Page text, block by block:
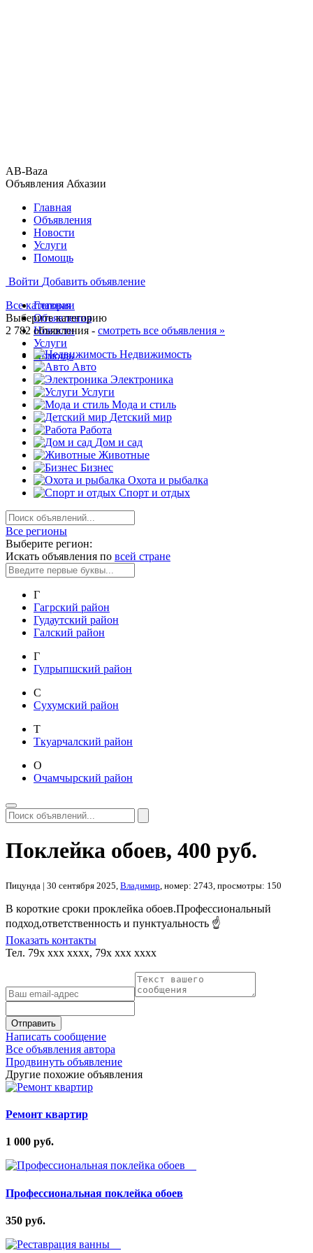
AB-Baza
Объявления Абхазии
Главная
Объявления
Новости
Услуги
Помощь
Войти Добавить объявление
Главная
Объявления
Новости
Услуги
Помощь
Все категории
Выберите категорию
2 782 объявления - смотреть все объявления »
Недвижимость
Авто
Электроника
Услуги
Мода и стиль
Детский мир
Работа
Дом и сад
Животные
Бизнес
Охота и рыбалка
Спорт и отдых
Все регионы
Выберите регион:
Искать объявления по всей стране
Г
Гагрский район
Гудаутский район
Галский район
Г
Гулрыпшский район
С
Сухумский район
Т
Ткуарчалский район
О
Очамчырский район
Поклейка обоев, 400 руб.
Пицунда | 30 сентября 2025, Владимир , номер: 2743, просмотры: 150
В короткие сроки проклейка обоев.Профессиональный
подход,ответственность и пунктуальность ☝️
Показать контакты
Тел. 79x xxx xxxx, 79x xxx xxxx
Отправить
Написать сообщение
Все объявления автора
Продвинуть объявление
Другие похожие объявления
Ремонт квартир
1 000 руб.
Профессиональная поклейка обоев
350 руб.